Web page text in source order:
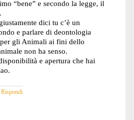
“bene” e secondo la legge, il
dici tu c’è un
e parlare di deontologia
gli Animali ai fini dello
non ha senso.
e apertura che hai
Rispondi